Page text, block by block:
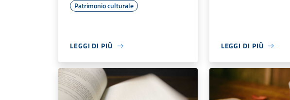
Patrimonio culturale
LEGGI DI PIÙ LEGGI DI PIÙ